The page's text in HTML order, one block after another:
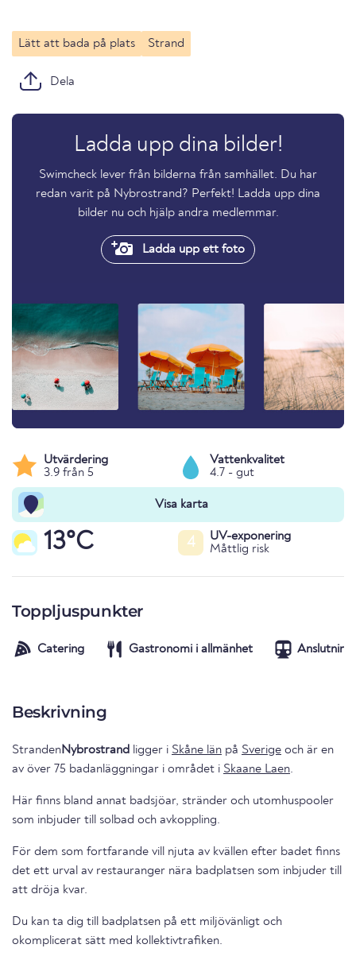
Lätt att bada på plats Strand
Dela
Ladda upp dina bilder!
Swimcheck lever från bilderna från samhället. Du har
redan varit på Nybrostrand? Perfekt! Ladda upp dina
bilder nu och hjälp andra medlemmar.
Ladda upp ett foto
Utvärdering
3.9 från 5
Vattenkvalitet
4.7 - gut
Visa karta
13°C 4
UV-exponering
Måttlig risk
Toppljuspunkter
Catering Gastronomi i allmänhet
Beskrivning
StrandenNybrostrand ligger i Skåne län på Sverige och är en
av över 75 badanläggningar i området i Skaane Laen.
Här finns bland annat badsjöar, stränder och utomhuspooler
som inbjuder till solbad och avkoppling.
För dem som fortfarande vill njuta av kvällen efter badet finns
det ett urval av restauranger nära badplatsen som inbjuder till
att dröja kvar.
Du kan ta dig till badplatsen på ett miljövänligt och
okomplicerat sätt med kollektivtrafiken.